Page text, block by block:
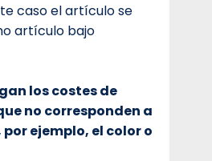
caso el artículo se
artículo bajo
los costes de
no corresponden a
por ejemplo, el color o